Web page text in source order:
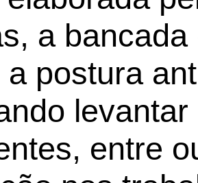
a
a postura
entre